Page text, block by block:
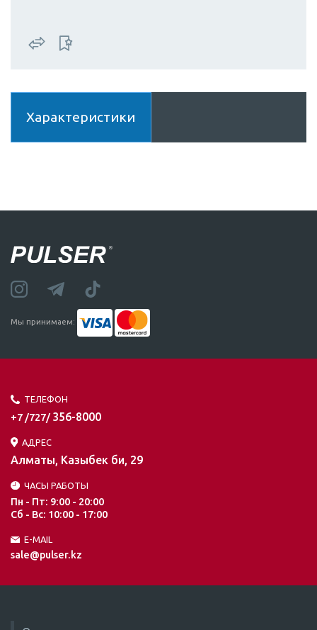
Характеристики
Мы принимаем:
ТЕЛЕФОН
+7 /727/ 356-8000
АДРЕС
Алматы, Казыбек би, 29
ЧАСЫ РАБОТЫ
Пн - Пт: 9:00 - 20:00
Сб - Вс: 10:00 - 17:00
E-MAIL
sale@pulser.kz